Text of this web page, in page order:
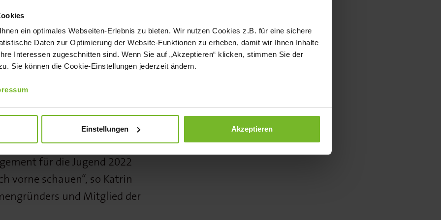
ein optimales Webseiten-Erlebnis zu bieten. Wir nutzen Cookies z.B. für eine sichere
Daten zur Optimierung der Website-Funktionen zu erheben, damit wir Ihnen Inhalte
Interessen zugeschnitten sind. Wenn Sie auf „Akzeptieren“ klicken, stimmen Sie der
Sie können die Cookie-Einstellungen jederzeit ändern.
Einstellungen Akzeptieren
zu geben.“ Die aktuelle Corona-
Planung des organisatorisch
für die Teilnehmer und
an der Ausrichtung Beteiligten zu.
bereits auf den Rudolf Achenbach
wir um Verständnis. Es schmerzt
Zeiten diese einmalige
nehmen zu müssen. Mit
für die Jugend 2022
vorne schauen“, so Katrin
und Mitglied der